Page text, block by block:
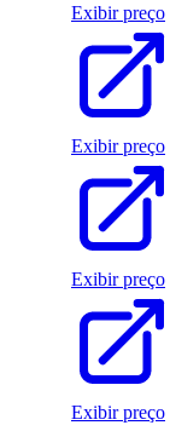
Exibir preço
Exibir preço
Exibir preço
Exibir preço